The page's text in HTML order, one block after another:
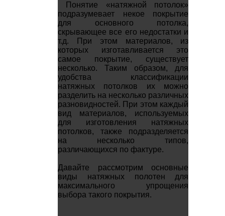
Понятие «натяжной потолок»
подразумевает некое покрытие
для основного потолка,
скрывающее все его недостатки и
т.д. При этом материалов, из
которых изготавливается это
самое покрытие, существует
несколько. Таким образом, для
удобства классификации
натяжных потолков их можно
разделить на несколько различных
разновидностей. При этом каждый
вид материалов, используемых
для изготовления натяжных
потолков, также подразделяется
на несколько типов,
различающихся по фактуре.
Давайте рассмотрим основные
виды натяжных полотен для
максимального упрощения
выбора такого покрытия.